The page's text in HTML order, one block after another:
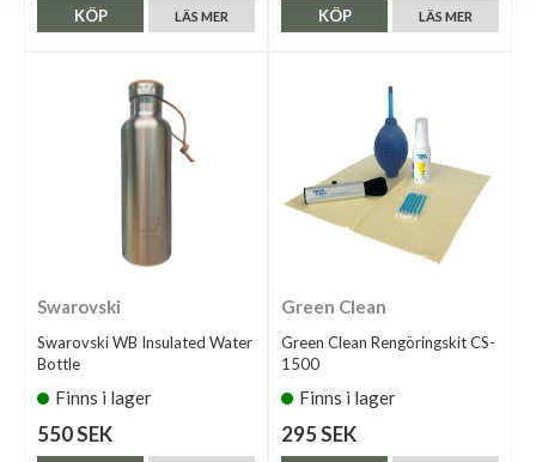
LÄS MER
KÖP LÄS MER
KÖP
Swarovski
Swarovski WB Insulated Water
Bottle
Finns i lager
550 SEK
Green Clean
Green Clean Rengöringskit CS-
1500
Finns i lager
295 SEK